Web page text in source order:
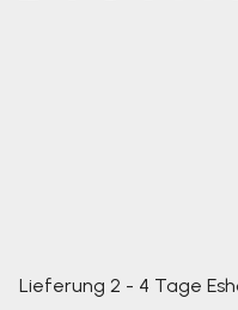
Lieferung 2 - 4 Tage